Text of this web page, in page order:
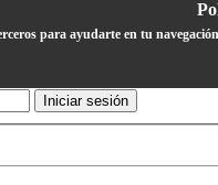
para ayudarte en tu